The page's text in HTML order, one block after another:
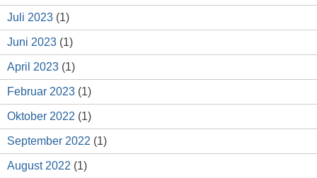
Juli 2023 (1)
Juni 2023 (1)
April 2023 (1)
Februar 2023 (1)
Oktober 2022 (1)
September 2022 (1)
August 2022 (1)